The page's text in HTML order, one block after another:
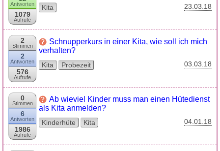
Antworten
1079
Aufrufe
Kita 23.03.18
2
Stimmen
2
Antworten
576
Aufrufe
Schnupperkurs in einer Kita, wie soll ich mich
verhalten?
Kita Probezeit 03.03.18
0
Stimmen
6
Antworten
1986
Aufrufe
Ab wieviel Kinder muss man einen Hütedienst
als Kita anmelden?
Kinderhüte Kita 04.01.18